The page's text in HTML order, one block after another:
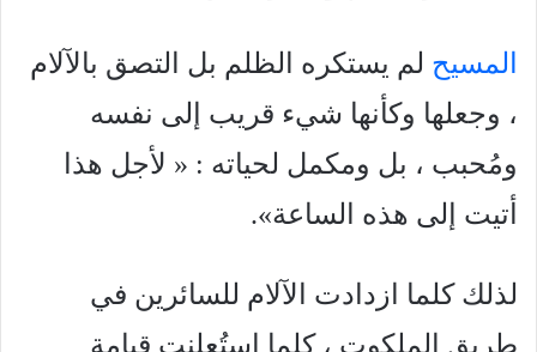
المسيح لم يستكره الظلم بل التصق بالآلام
، وجعلها وكأنها شيء قريب إلى نفسه
ومُحبب ، بل ومکمل لحياته : « لأجل هذا
أتيت إلى هذه الساعة».
لذلك كلما ازدادت الآلام للسائرين في
طريق الملكوت ، كلما استُعلنت قيامة